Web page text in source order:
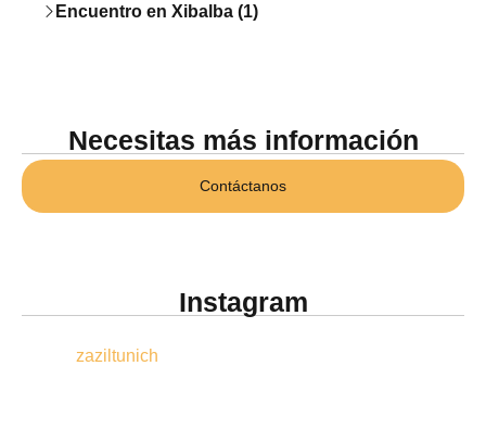
Encuentro en Xibalba (1)
Necesitas más información
Contáctanos
Instagram
zaziltunich